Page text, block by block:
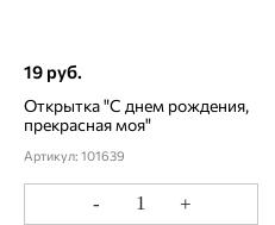
19 руб.
Открытка "С днем рождения,
прекрасная моя"
Артикул: 101639
- +